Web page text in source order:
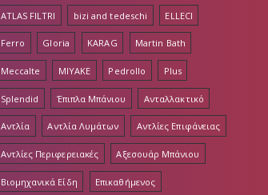
ATLAS FILTRI bizi and tedeschi ELLECI
Ferro Gloria KARAG Martin Bath
Meccalte MIYAKE Pedrollo Plus
Splendid Έπιπλα Μπάνιου Ανταλλακτικό
Αντλία Αντλία Λυμάτων Αντλίες Επιφάνειας
Αντλίες Περιφερειακές Αξεσουάρ Μπάνιου
Βιομηχανικά Είδη Επικαθήμενος